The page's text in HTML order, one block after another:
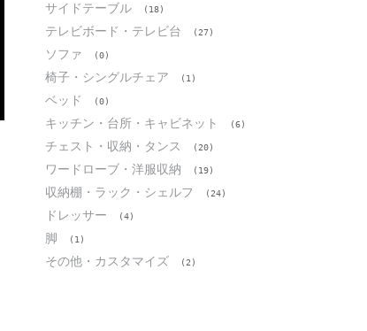
サイドテーブル (18)
テレビボード・テレビ台 (27)
ソファ (0)
椅子・シングルチェア (1)
ベッド (0)
キッチン・台所・キャビネット (6)
チェスト・収納・タンス (20)
ワードローブ・洋服収納 (19)
収納棚・ラック・シェルフ (24)
ドレッサー (4)
脚 (1)
その他・カスタマイズ (2)